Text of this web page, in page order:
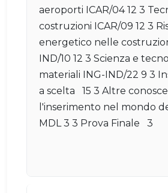
aeroporti ICAR/04 12 3
costruzioni ICAR/09 12 3
energetico nelle
IND/10 12 3 Scienza e
materiali ING-IND/22 9 3
a scelta 15 3 Altre
l'inserimento nel mondo
MDL 3 3 Prova Finale 3